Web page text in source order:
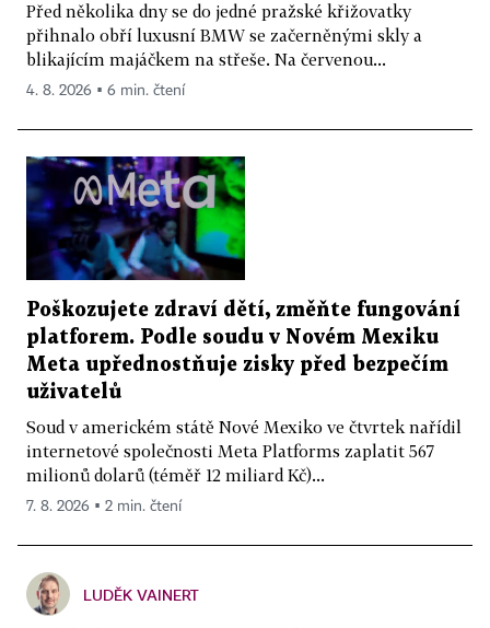
Před několika dny se do jedné pražské křižovatky
přihnalo obří luxusní BMW se začerněnými skly a
blikajícím majáčkem na střeše. Na červenou...
4. 8. 2026 ▪ 6 min. čtení
Poškozujete zdraví dětí, změňte fungování
platforem. Podle soudu v Novém Mexiku
Meta upřednostňuje zisky před bezpečím
uživatelů
Soud v americkém státě Nové Mexiko ve čtvrtek nařídil
internetové společnosti Meta Platforms zaplatit 567
milionů dolarů (téměř 12 miliard Kč)...
7. 8. 2026 ▪ 2 min. čtení
LUDĚK VAINERT